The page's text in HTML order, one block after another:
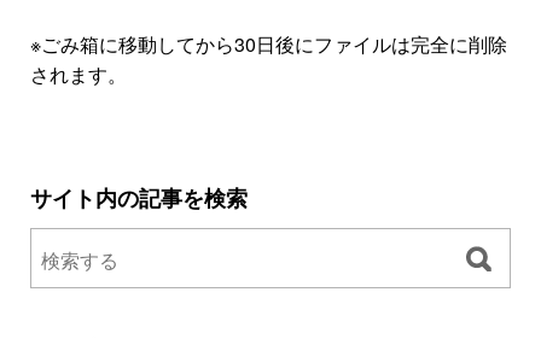
※ごみ箱に移動してから30日後にファイルは完全に削除
されます。
サイト内の記事を検索